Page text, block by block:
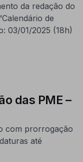
da redação do
de
03/01/2025 (18h)
das PME –
com prorrogação
até